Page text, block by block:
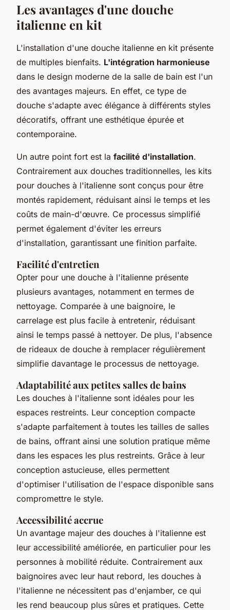
Les avantages d'une douche
italienne en kit
L'installation d'une douche italienne en kit présente
de multiples bienfaits. L'intégration harmonieuse
dans le design moderne de la salle de bain est l'un
des avantages majeurs. En effet, ce type de
douche s'adapte avec élégance à différents styles
décoratifs, offrant une esthétique épurée et
contemporaine.
Un autre point fort est la facilité d'installation.
Contrairement aux douches traditionnelles, les kits
pour douches à l'italienne sont conçus pour être
montés rapidement, réduisant ainsi le temps et les
coûts de main-d'œuvre. Ce processus simplifié
permet également d'éviter les erreurs
d'installation, garantissant une finition parfaite.
Facilité d'entretien
Opter pour une douche à l'italienne présente
plusieurs avantages, notamment en termes de
nettoyage. Comparée à une baignoire, le
carrelage est plus facile à entretenir, réduisant
ainsi le temps passé à nettoyer. De plus, l'absence
de rideaux de douche à remplacer régulièrement
simplifie davantage le processus de nettoyage.
Adaptabilité aux petites salles de bains
Les douches à l'italienne sont idéales pour les
espaces restreints. Leur conception compacte
s'adapte parfaitement à toutes les tailles de salles
de bains, offrant ainsi une solution pratique même
dans les espaces les plus restreints. Grâce à leur
conception astucieuse, elles permettent
d'optimiser l'utilisation de l'espace disponible sans
compromettre le style.
Accessibilité accrue
Un avantage majeur des douches à l'italienne est
leur accessibilité améliorée, en particulier pour les
personnes à mobilité réduite. Contrairement aux
baignoires avec leur haut rebord, les douches à
l'italienne ne nécessitent pas d'enjamber, ce qui
les rend beaucoup plus sûres et pratiques. Cette